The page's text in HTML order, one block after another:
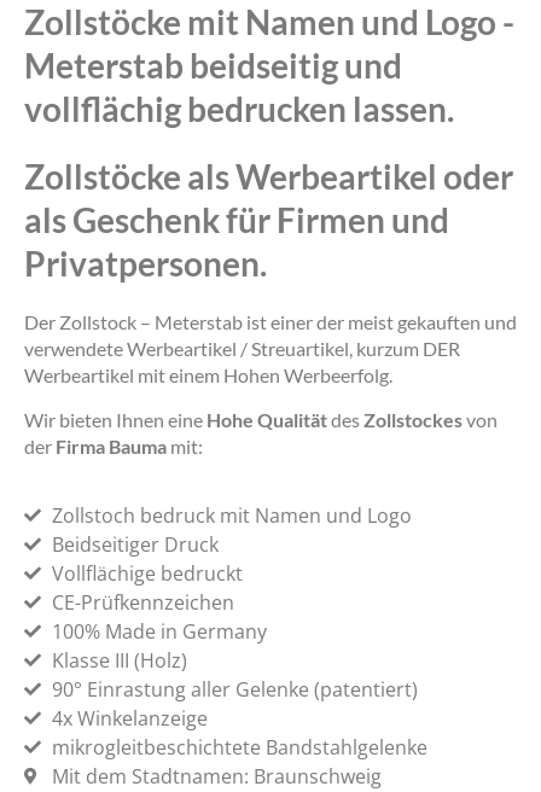
Zollstöcke mit Namen und Logo -
Meterstab beidseitig und
vollflächig bedrucken lassen.
Zollstöcke als Werbeartikel oder
als Geschenk für Firmen und
Privatpersonen.
Der Zollstock – Meterstab ist einer der meist gekauften und
verwendete Werbeartikel / Streuartikel, kurzum DER
Werbeartikel mit einem Hohen Werbeerfolg.
Wir bieten Ihnen eine Hohe Qualitätdes Zollstockesvon
der Firma Bauma mit:
Zollstoch bedruck mit Namen und Logo
Beidseitiger Druck
Vollflächige bedruckt
CE-Prüfkennzeichen
100% Made in Germany
Klasse III (Holz)
90° Einrastung aller Gelenke (patentiert)
4x Winkelanzeige
mikrogleitbeschichtete Bandstahlgelenke
Mit dem Stadtnamen: Braunschweig